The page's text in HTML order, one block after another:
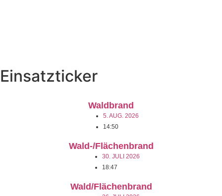
Einsatzticker
Waldbrand
5. AUG. 2026
14:50
Wald-/Flächenbrand
30. JULI 2026
18:47
Wald/Flächenbrand